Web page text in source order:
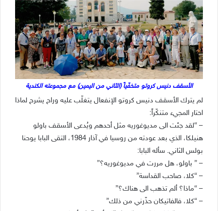
الأسقف دنيس كروتو متخفّياً (الثاني من اليمين) مع مجموعته الكندية
لم يترك الأسقف دنيس كروتو الإنفعال يتغلّب عليه وراح يشرح لماذا
اختار المجيء متنكّراً:
– “لقد جئت الى مديوغوريه مثل أحدهم ويُدعى الأسقف باولو
هنيلكا، الذي بعد عودته من روسيا في آذار 1984، التقى البابا يوحنا
بولس الثاني. سأله البابا:
– ” باولو، هل مررت في مديوغوريه؟”
– “كلا، صاحب القداسة”
– “ماذا؟ ألم تذهب الى هناك؟”
– “كلا، فالفاتيكان حذّرني من ذلك”